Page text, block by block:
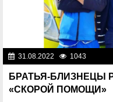
31.08.2022 1043
БРАТЬЯ-БЛИЗНЕЦЫ
«СКОРОЙ ПОМОЩИ»